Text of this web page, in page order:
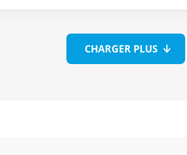
CHARGER PLUS